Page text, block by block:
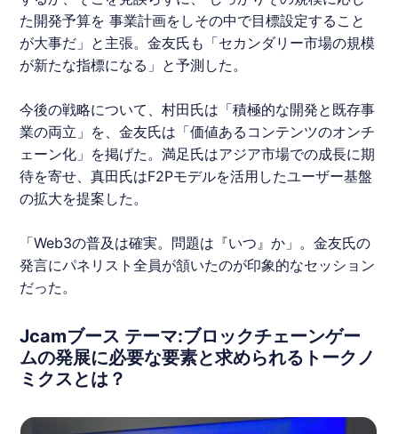
た開発予算を 事業計画をしその中で目標設定すること
が大事だ」と主張。金友氏も「セカンダリー市場の規模
が新たな指標になる」と予測した。
今後の戦略について、村田氏は「積極的な開発と既存事
業の両立」を、金友氏は「価値あるコンテンツのオンチ
ェーン化」を掲げた。満足氏はアジア市場での成長に期
待を寄せ、真田氏はF2Pモデルを活用したユーザー基盤
の拡大を提案した。
「Web3の普及は確実。問題は『いつ』か」。金友氏の
発言にパネリスト全員が頷いたのが印象的なセッション
だった。
Jcamブース テーマ:ブロックチェーンゲー
ムの発展に必要な要素と求められるトークノ
ミクスとは？